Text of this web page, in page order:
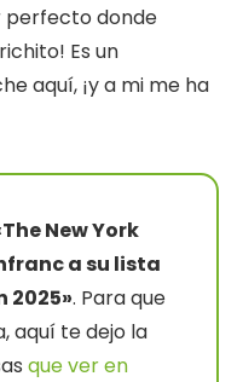
perfecto donde
Es un
aquí, ¡y a mi me ha
New York
a su lista
2025». Para que
aquí te dejo la
que ver en